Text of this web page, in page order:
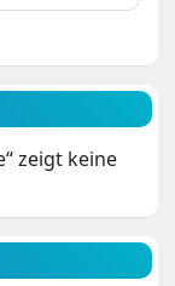
zeigt keine